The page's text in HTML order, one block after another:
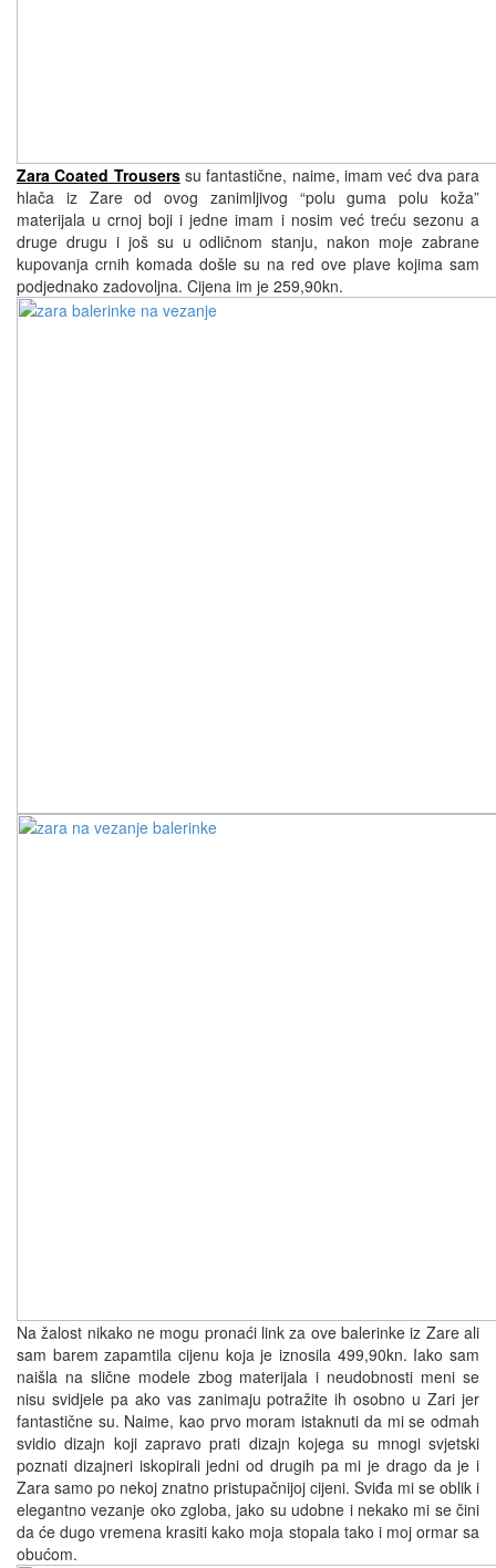
Zara Coated Trouserssu fantastične, naime, imam već dva para
hlača iz Zare od ovog zanimljivog “polu guma polu koža”
materijala u crnoj boji i jedne imam i nosim već treću sezonu a
druge drugu i još su u odličnom stanju, nakon moje zabrane
kupovanja crnih komada došle su na red ove plave kojima sam
podjednako zadovoljna. Cijena im je 259,90kn.
Na žalost nikako ne mogu pronaći link za ove balerinke iz Zare ali
sam barem zapamtila cijenu koja je iznosila 499,90kn. Iako sam
naišla na slične modele zbog materijala i neudobnosti meni se
nisu svidjele pa ako vas zanimaju potražite ih osobno u Zari jer
fantastične su. Naime, kao prvo moram istaknuti da mi se odmah
svidio dizajn koji zapravo prati dizajn kojega su mnogi svjetski
poznati dizajneri iskopirali jedni od drugih pa mi je drago da je i
Zara samo po nekoj znatno pristupačnijoj cijeni. Sviđa mi se oblik i
elegantno vezanje oko zgloba, jako su udobne i nekako mi se čini
da će dugo vremena krasiti kako moja stopala tako i moj ormar sa
obućom.